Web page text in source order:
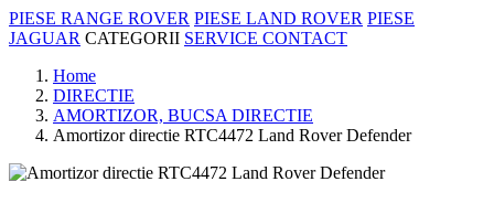
PIESE RANGE ROVER PIESE LAND ROVER PIESE
JAGUAR CATEGORII SERVICE CONTACT
Home
DIRECTIE
AMORTIZOR, BUCSA DIRECTIE
Amortizor directie RTC4472 Land Rover Defender